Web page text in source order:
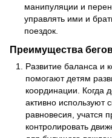
манипуляции и
управлять ими и
поездок.
Преимущества
Развитие баланса и
помогают детям
координации. Когда
активно используют
равновесия, учатся
контролировать